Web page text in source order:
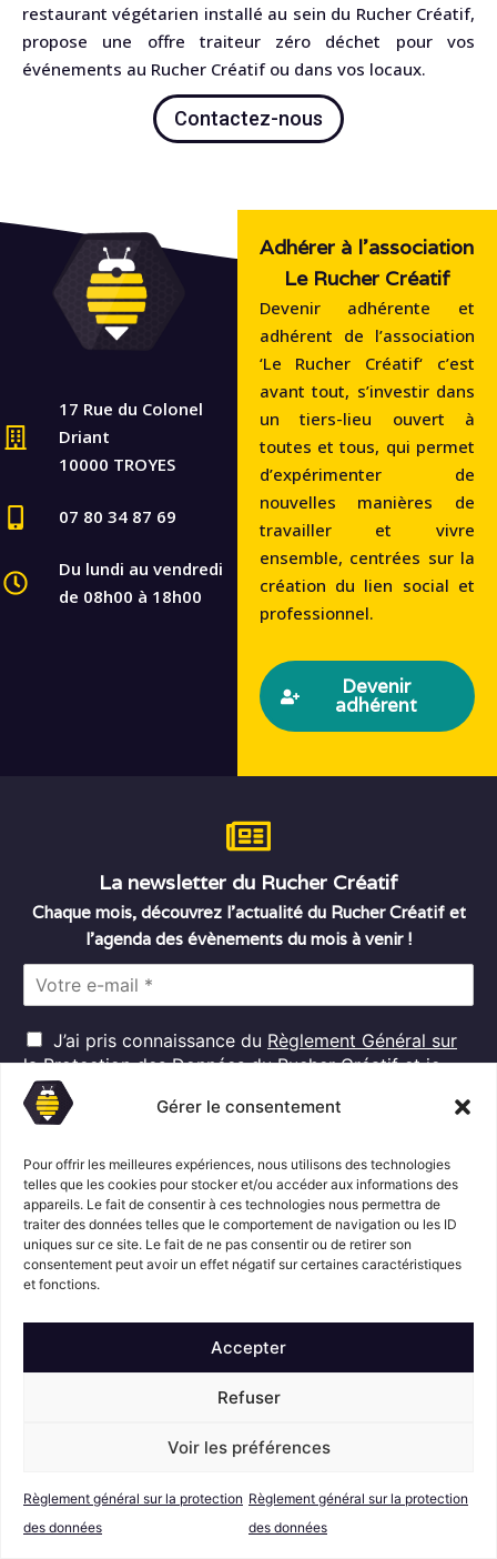
Gérer le consentement
Pour offrir les meilleures expériences, nous utilisons des technologies
telles que les cookies pour stocker et/ou accéder aux informations des
appareils. Le fait de consentir à ces technologies nous permettra de
traiter des données telles que le comportement de navigation ou les ID
uniques sur ce site. Le fait de ne pas consentir ou de retirer son
consentement peut avoir un effet négatif sur certaines caractéristiques
et fonctions.
Accepter
Refuser
Voir les préférences
Règlement général sur la protection
des données
Règlement général sur la protection
des données
restaurant végétarien installé au sein du Rucher Créatif,
propose une offre traiteur zéro déchet pour vos
événements au Rucher Créatif ou dans vos locaux.
Contactez-nous
17 Rue du Colonel
Driant
10000 TROYES
07 80 34 87 69
Du lundi au vendredi
de 08h00 à 18h00
Adhérer à l'association
Le Rucher Créatif
Devenir adhérente et
adhérent de l’association
‘Le Rucher Créatif‘ c’est
avant tout, s’investir dans
un tiers-lieu ouvert à
toutes et tous, qui permet
d’expérimenter de
nouvelles manières de
travailler et vivre
ensemble, centrées sur la
création du lien social et
professionnel.
Devenir
adhérent
La newsletter du Rucher Créatif
Chaque mois, découvrez l’actualité du Rucher Créatif et
l’agenda des évènements du mois à venir !
l
*
R
G
D
P
J’ai pris connaissance du Règlement Général sur
la Protection des Donnéesdu Rucher Créatif et je
consens au traitement de mes données personnelles
dans ces conditions.*
S'abonner
Suivez l'actualité du Rucher créatif
Créatif
Mentions légales
Conditions générales de vente RGPD